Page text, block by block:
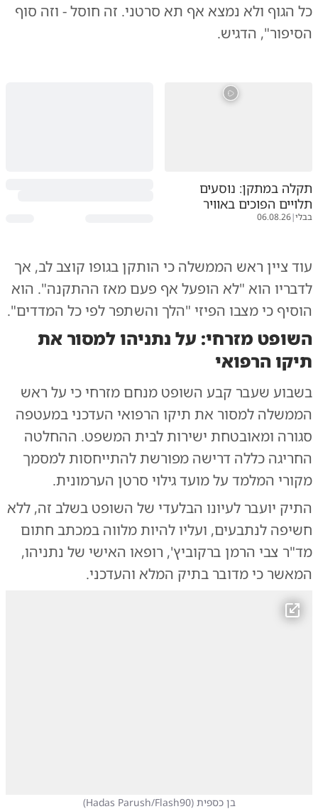
כל הגוף ולא נמצא אף תא סרטני. זה חוסל - וזה סוף
הסיפור", הדגיש.
תקלה במתקן: נוסעים
תלויים הפוכים באוויר
בבלי|
06.08.26
עוד ציין ראש הממשלה כי הותקן בגופו קוצב לב, אך
לדבריו הוא "לא הופעל אף פעם מאז ההתקנה". הוא
הוסיף כי מצבו הפיזי "הלך והשתפר לפי כל המדדים".
השופט מזרחי: על נתניהו למסור את
תיקו הרפואי
בשבוע שעבר קבע השופט מנחם מזרחי כי על ראש
הממשלה למסור את תיקו הרפואי העדכני במעטפה
סגורה ומאובטחת ישירות לבית המשפט. ההחלטה
החריגה כללה דרישה מפורשת להתייחסות למסמך
מקורי המלמד על מועד גילוי סרטן הערמונית.
התיק יועבר לעיונו הבלעדי של השופט בשלב זה, ללא
חשיפה לנתבעים, ועליו להיות מלווה במכתב חתום
מד"ר צבי הרמן ברקוביץ', רופאו האישי של נתניהו,
המאשר כי מדובר בתיק המלא והעדכני.
בן כספית (
Hadas Parush/Flash90
)